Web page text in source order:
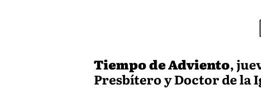
Tiempo de Adviento,
Presbítero y Doctor de la